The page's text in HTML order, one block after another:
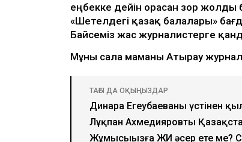
еңбекке дейін орасан зор
«Шетелдегі қазақ балалары»
Байсеміз жас журналистерге
Мұны сала маманы Атырау
ТАҒЫ ДА ОҚЫҢЫЗДАР
Динара Егеубаеваның үстінен
Лұқпан Ахмедияровты
Жұмысыңызға ЖИ әсер ете ме?